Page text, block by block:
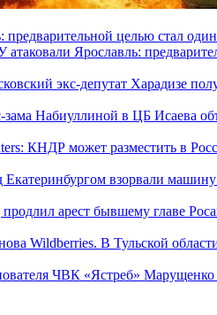
предварительной целью стал
атаковали Ярославль:
экс-депутат Харадизе
зама Набиуллиной в ЦБ Исаева
КНДР может разместить в
Екатеринбургом взорвали
арест бывшему главе
Wildberries. В Тульской
ЧВК «Ястреб»